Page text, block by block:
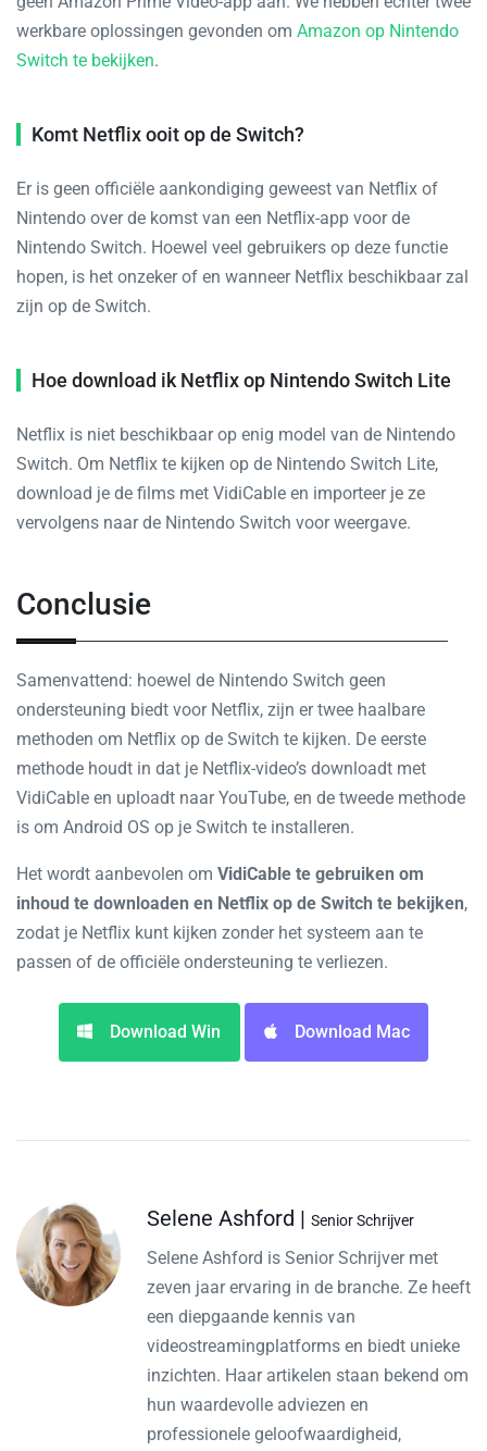
werkbare oplossingen gevonden om Amazon op Nintendo
Switch te bekijken.
Komt Netflix ooit op de Switch?
Er is geen officiële aankondiging geweest van Netflix of
Nintendo over de komst van een Netflix-app voor de
Nintendo Switch. Hoewel veel gebruikers op deze functie
hopen, is het onzeker of en wanneer Netflix beschikbaar zal
zijn op de Switch.
Hoe download ik Netflix op Nintendo Switch Lite
Netflix is niet beschikbaar op enig model van de Nintendo
Switch. Om Netflix te kijken op de Nintendo Switch Lite,
download je de films met VidiCable en importeer je ze
vervolgens naar de Nintendo Switch voor weergave.
Conclusie
Samenvattend: hoewel de Nintendo Switch geen
ondersteuning biedt voor Netflix, zijn er twee haalbare
methoden om Netflix op de Switch te kijken. De eerste
methode houdt in dat je Netflix-video’s downloadt met
VidiCable en uploadt naar YouTube, en de tweede methode
is om Android OS op je Switch te installeren.
Het wordt aanbevolen om VidiCable te gebruiken om
inhoud te downloaden en Netflix op de Switch te bekijken,
zodat je Netflix kunt kijken zonder het systeem aan te
passen of de officiële ondersteuning te verliezen.
Download Win Download Mac
Selene Ashford | Senior Schrijver
Selene Ashford is Senior Schrijver met
zeven jaar ervaring in de branche. Ze heeft
een diepgaande kennis van
videostreamingplatforms en biedt unieke
inzichten. Haar artikelen staan bekend om
hun waardevolle adviezen en
professionele geloofwaardigheid,